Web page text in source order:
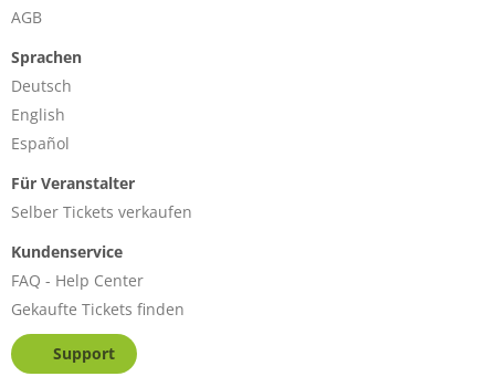
AGB
Sprachen
Deutsch
English
Español
Für Veranstalter
Selber Tickets verkaufen
Kundenservice
FAQ - Help Center
Gekaufte Tickets finden
Support